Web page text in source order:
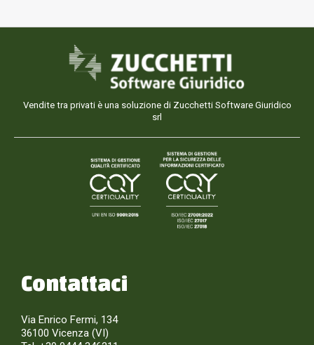
Vendite tra privati è una soluzione di Zucchetti Software Giuridico
srl
Contattaci
Via Enrico Fermi, 134
36100 Vicenza (VI)